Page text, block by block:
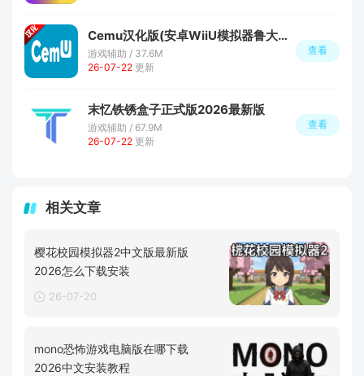
Cemu汉化版(安卓WiiU模拟器鲁大师版)
游戏辅助 / 37.6M
26-07-22 更新
查看
末忆铁锈盒子正式版2026最新版
游戏辅助 / 67.9M
26-07-22 更新
查看
相关文章
樱花校园模拟器2中文版最新版
2026怎么下载安装
26-07-20
mono恐怖游戏电脑版在哪下载
2026中文安装教程